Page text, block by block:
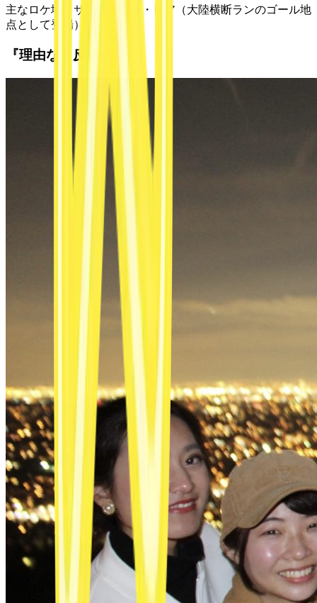
主なロケ地： サンタモニカ・ピア（大陸横断ランのゴール地
点として登場）
『理由なき反抗』